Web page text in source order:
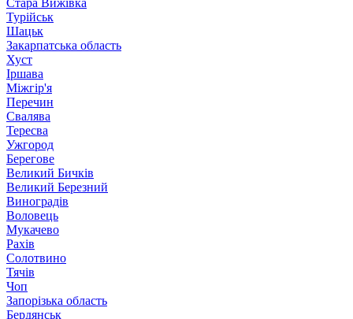
Стара Вижівка
Турійськ
Шацьк
Закарпатська область
Хуст
Іршава
Міжгір'я
Перечин
Свалява
Тересва
Ужгород
Берегове
Великий Бичків
Великий Березний
Виноградів
Воловець
Мукачево
Рахів
Солотвино
Тячів
Чоп
Запорізька область
Бердянськ